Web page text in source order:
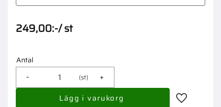
249,00:-/st
Antal
st +
-
Lägg till i